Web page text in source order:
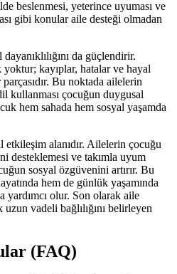
beslenmesi, yeterince uyuması ve
gibi konular aile desteği olmadan
da güçlendirir.
kayıplar, hatalar ve hayal
Bu noktada ailelerin
kullanması çocuğun duygusal
hem sahada hem sosyal yaşamda
etkileşim alanıdır. Ailelerin çocuğu
desteklemesi ve takımla uyum
sosyal özgüvenini artırır. Bu
hem de günlük yaşamında
yardımcı olur. Son olarak aile
vadeli bağlılığını belirleyen
(FAQ)